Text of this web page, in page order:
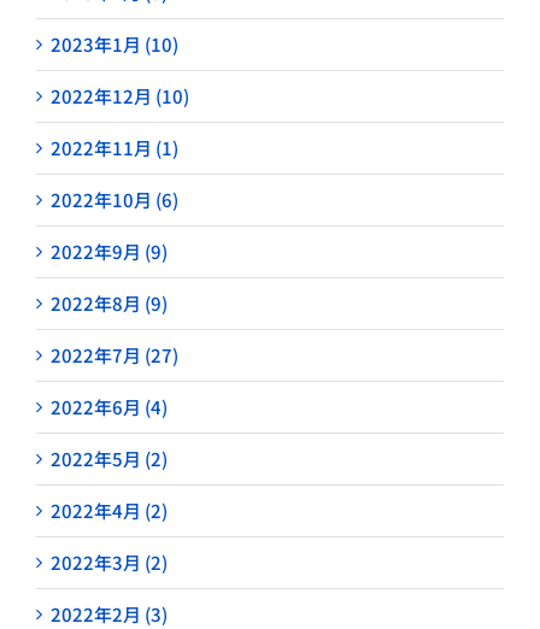
2023年1月 (10)
2022年12月 (10)
2022年11月 (1)
2022年10月 (6)
2022年9月 (9)
2022年8月 (9)
2022年7月 (27)
2022年6月 (4)
2022年5月 (2)
2022年4月 (2)
2022年3月 (2)
2022年2月 (3)